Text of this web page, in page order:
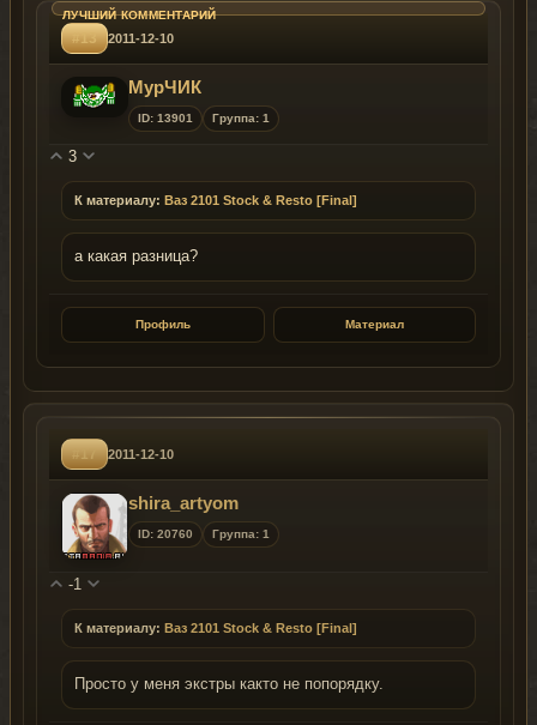
#13 2011-12-10
МурЧИК
ID: 13901 Группа: 1
3
К материалу: Ваз 2101 Stock & Resto [Final]
а какая разница?
Профиль Материал
#17 2011-12-10
shira_artyom
ID: 20760 Группа: 1
-1
К материалу: Ваз 2101 Stock & Resto [Final]
Просто у меня экстры както не попорядку.